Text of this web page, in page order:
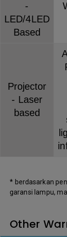
-
LED/4LED
Based
Projector
- Laser
based
* berdasarkan
garansi lampu,
Other